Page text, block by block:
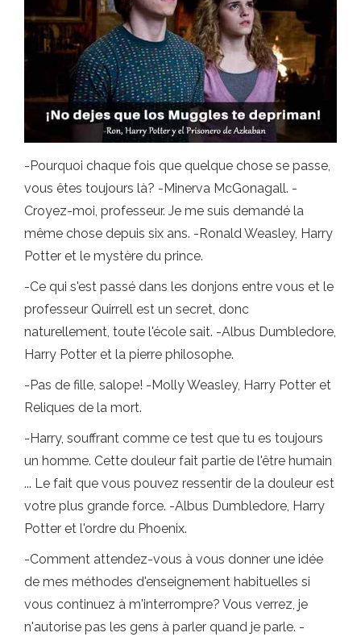
-Pourquoi chaque fois que quelque chose se passe,
vous êtes toujours là? -Minerva McGonagall. -
Croyez-moi, professeur. Je me suis demandé la
même chose depuis six ans. -Ronald Weasley, Harry
Potter et le mystère du prince.
-Ce qui s'est passé dans les donjons entre vous et le
professeur Quirrell est un secret, donc
naturellement, toute l'école sait. -Albus Dumbledore,
Harry Potter et la pierre philosophe.
-Pas de fille, salope! -Molly Weasley, Harry Potter et
Reliques de la mort.
-Harry, souffrant comme ce test que tu es toujours
un homme. Cette douleur fait partie de l'être humain
... Le fait que vous pouvez ressentir de la douleur est
votre plus grande force. -Albus Dumbledore, Harry
Potter et l'ordre du Phoenix.
-Comment attendez-vous à vous donner une idée
de mes méthodes d'enseignement habituelles si
vous continuez à m'interrompre? Vous verrez, je
n'autorise pas les gens à parler quand je parle. -